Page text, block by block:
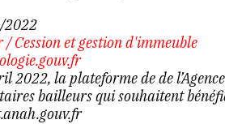
2022
/Cession et gestion d'immeuble
2022, la plateforme de de
bailleurs qui souhaitent